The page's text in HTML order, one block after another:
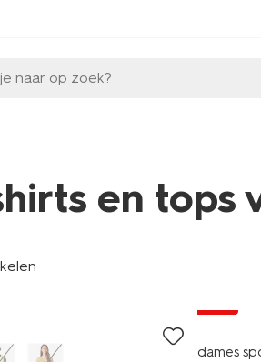
naar op zoek?
en tops
dames